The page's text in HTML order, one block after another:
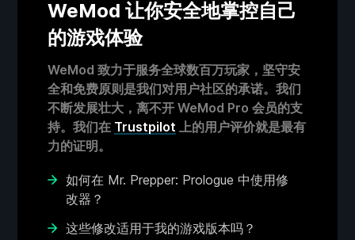
WeMod 让你安全地掌控自己
的游戏体验
WeMod 致力于服务全球数百万玩家，坚守安
全和免费原则是我们对用户社区的承诺。我们
不断发展壮大，离不开 WeMod Pro 会员的支
持。我们在 Trustpilot 上的用户评价就是最有
力的证明。
如何在 Mr. Prepper: Prologue 中使用修
改器？
这些修改适用于我的游戏版本吗？